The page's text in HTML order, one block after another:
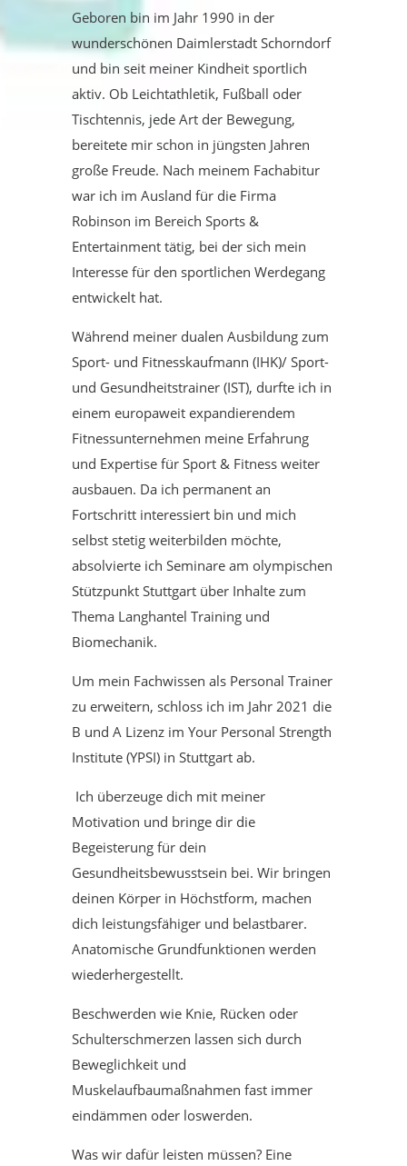
Geboren bin im Jahr 1990 in der
wunderschönen Daimlerstadt Schorndorf
und bin seit meiner Kindheit sportlich
aktiv. Ob Leichtathletik, Fußball oder
Tischtennis, jede Art der Bewegung,
bereitete mir schon in jüngsten Jahren
große Freude. Nach meinem Fachabitur
war ich im Ausland für die Firma
Robinson im Bereich Sports &
Entertainment tätig, bei der sich mein
Interesse für den sportlichen Werdegang
entwickelt hat.
Während meiner dualen Ausbildung zum
Sport- und Fitnesskaufmann (IHK)/ Sport-
und Gesundheitstrainer (IST), durfte ich in
einem europaweit expandierendem
Fitnessunternehmen meine Erfahrung
und Expertise für Sport & Fitness weiter
ausbauen. Da ich permanent an
Fortschritt interessiert bin und mich
selbst stetig weiterbilden möchte,
absolvierte ich Seminare am olympischen
Stützpunkt Stuttgart über Inhalte zum
Thema Langhantel Training und
Biomechanik.
Um mein Fachwissen als Personal Trainer
zu erweitern, schloss ich im Jahr 2021 die
B und A Lizenz im Your Personal Strength
Institute (YPSI) in Stuttgart ab.
Ich überzeuge dich mit meiner
Motivation und bringe dir die
Begeisterung für dein
Gesundheitsbewusstsein bei. Wir bringen
deinen Körper in Höchstform, machen
dich leistungsfähiger und belastbarer.
Anatomische Grundfunktionen werden
wiederhergestellt.
Beschwerden wie Knie, Rücken oder
Schulterschmerzen lassen sich durch
Beweglichkeit und
Muskelaufbaumaßnahmen fast immer
eindämmen oder loswerden.
Was wir dafür leisten müssen? Eine